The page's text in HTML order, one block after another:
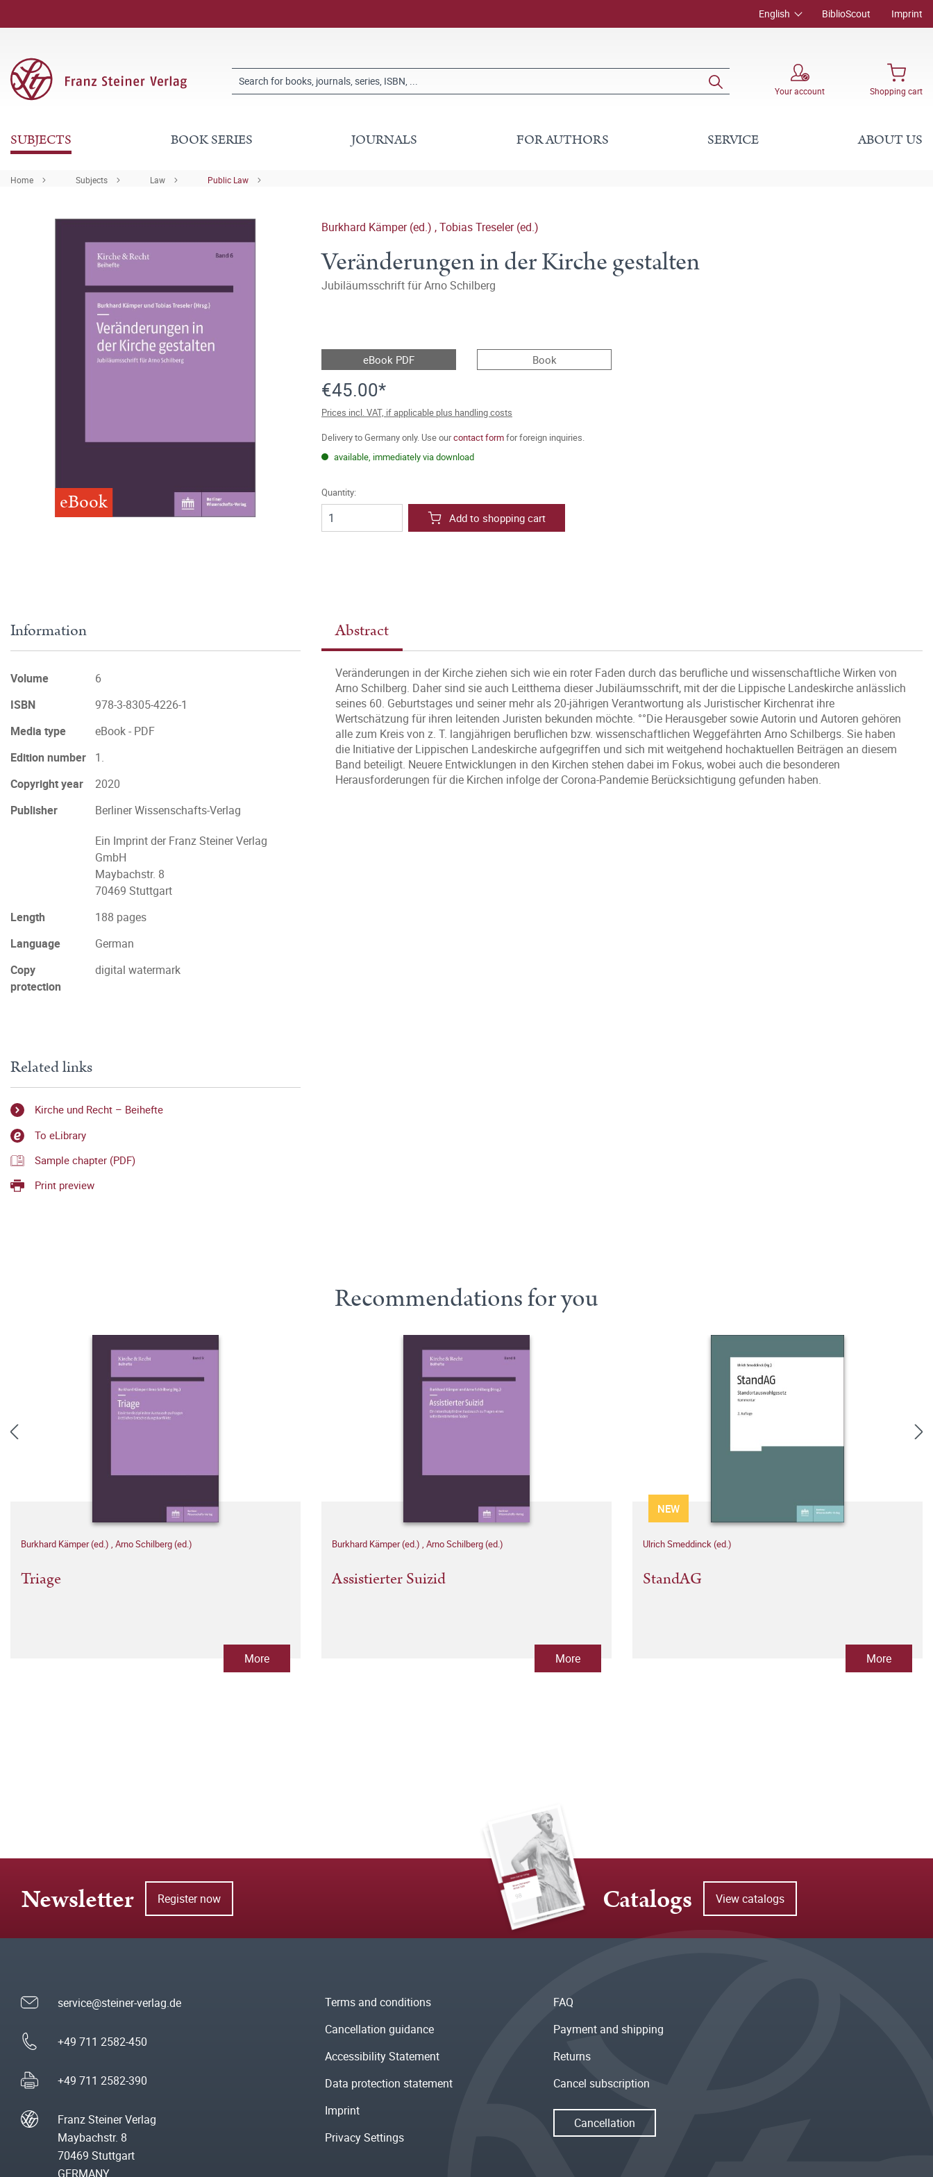
English BiblioScout Imprint
Your account Shopping cart
SUBJECTS BOOK SERIES JOURNALS FOR AUTHORS SERVICE ABOUT US
Home Subjects Law Public Law
eBook
Burkhard Kämper (ed.) ,Tobias Treseler (ed.)
Veränderungen in der Kirche gestalten
Jubiläumsschrift für Arno Schilberg
eBook PDF Book
€45.00*
Prices incl. VAT, if applicable plus handling costs
Delivery to Germany only. Use ourcontact formfor foreign inquiries.
available, immediately via download
Quantity:
Add to shopping cart
Abstract
Veränderungen in der Kirche ziehen sich wie ein roter Faden durch das berufliche und wissenschaftliche Wirken von
Arno Schilberg. Daher sind sie auch Leitthema dieser Jubiläumsschrift, mit der die Lippische Landeskirche anlässlich
seines 60. Geburtstages und seiner mehr als 20-jährigen Verantwortung als Juristischer Kirchenrat ihre
Wertschätzung für ihren leitenden Juristen bekunden möchte. °°Die Herausgeber sowie Autorin und Autoren gehören
alle zum Kreis von z. T. langjährigen beruflichen bzw. wissenschaftlichen Weggefährten Arno Schilbergs. Sie haben
die Initiative der Lippischen Landeskirche aufgegriffen und sich mit weitgehend hochaktuellen Beiträgen an diesem
Band beteiligt. Neuere Entwicklungen in den Kirchen stehen dabei im Fokus, wobei auch die besonderen
Herausforderungen für die Kirchen infolge der Corona-Pandemie Berücksichtigung gefunden haben.
Information
Volume
6
ISBN
978-3-8305-4226-1
Media type
eBook - PDF
Edition number
1.
Copyright year
2020
Publisher
Berliner Wissenschafts-Verlag
Ein Imprint der Franz Steiner Verlag
GmbH
Maybachstr. 8
70469 Stuttgart
Length
188 pages
Language
German
Copy
protection
digital watermark
Related links
Kirche und Recht – Beihefte
To eLibrary
Sample chapter (PDF)
Print preview
Recommendations for you
Burkhard Kämper (ed.) , Arno Schilberg (ed.)
Triage
More
Burkhard Kämper (ed.) , Arno Schilberg (ed.)
Assistierter Suizid
More
NEW
Ulrich Smeddinck (ed.)
StandAG
More
Newsletter Register now Catalogs View catalogs
service@steiner-verlag.de
+49 711 2582-450
+49 711 2582-390
Franz Steiner Verlag
Maybachstr. 8
70469 Stuttgart
GERMANY
Terms and conditions
Cancellation guidance
Accessibility Statement
Data protection statement
Imprint
Privacy Settings
FAQ
Payment and shipping
Returns
Cancel subscription
Cancellation